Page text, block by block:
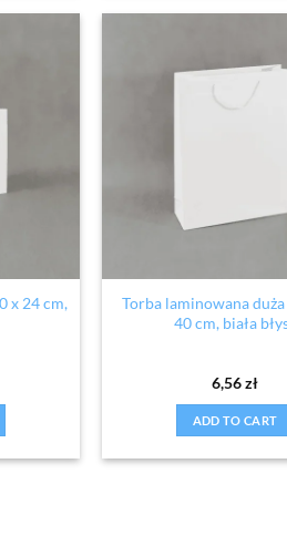
x 24 cm,
Torba laminowana
40 cm, biała
6,56zł
ADD TO CART